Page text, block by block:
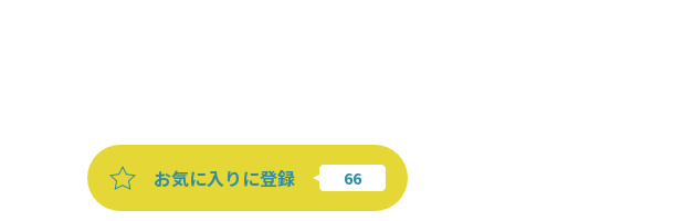
お気に入りに登録